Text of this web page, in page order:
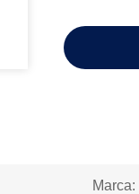
Marca: